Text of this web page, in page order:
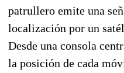
patrullero emite una
localización por un
Desde una consola
la posición de cada